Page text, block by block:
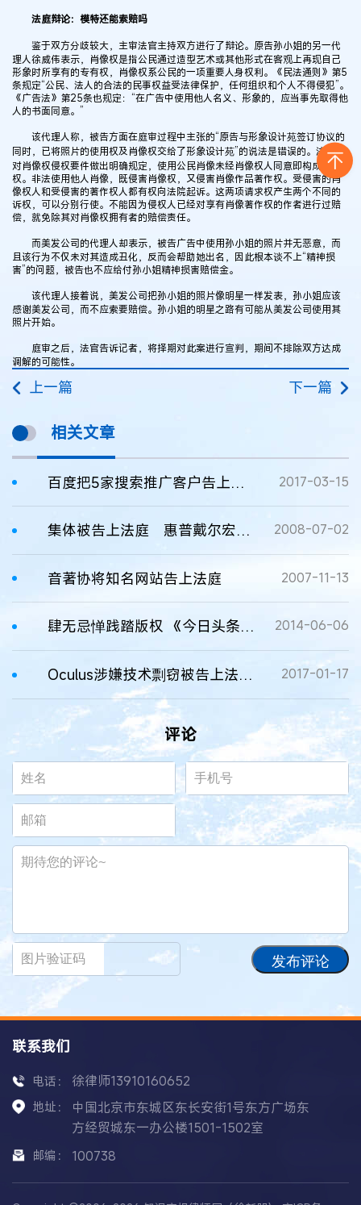
法庭辩论：模特还能索赔吗
鉴于双方分歧较大，主审法官主持双方进行了辩论。原告孙小姐的另一代
理人徐威伟表示，肖像权是指公民通过造型艺术或其他形式在客观上再现自己
形象时所享有的专有权，肖像权系公民的一项重要人身权利。《民法通则》第5
条规定“公民、法人的合法的民事权益受法律保护，任何组织和个人不得侵犯”。
《广告法》第25条也规定：“在广告中使用他人名义、形象的，应当事先取得他
人的书面同意。”
该代理人称，被告方面在庭审过程中主张的“原告与形象设计苑签订协议的
同时，已将照片的使用权及肖像权交给了形象设计苑”的说法是错误的。法律已
对肖像权侵权要件做出明确规定，使用公民肖像未经肖像权人同意即构成侵
权。非法使用他人肖像，既侵害肖像权，又侵害肖像作品著作权。受侵害的肖
像权人和受侵害的著作权人都有权向法院起诉。这两项请求权产生两个不同的
诉权，可以分别行使。不能因为侵权人已经对享有肖像著作权的作者进行过赔
偿，就免除其对肖像权拥有者的赔偿责任。
而美发公司的代理人却表示，被告广告中使用孙小姐的照片并无恶意，而
且该行为不仅未对其造成丑化，反而会帮助她出名，因此根本谈不上“精神损
害”的问题，被告也不应给付孙小姐精神损害赔偿金。
该代理人接着说，美发公司把孙小姐的照片像明星一样发表，孙小姐应该
感谢美发公司，而不应索要赔偿。孙小姐的明星之路有可能从美发公司使用其
照片开始。
庭审之后，法官告诉记者，将择期对此案进行宣判，期间不排除双方达成
调解的可能性。
上一篇 下一篇
相关文章
百度把5家搜索推广客户告上法庭 称利用推广实施诈骗 2017-03-15
集体被告上法庭 惠普戴尔宏碁苹果遭专利诉讼 2008-07-02
音著协将知名网站告上法庭 2007-11-13
肆无忌惮践踏版权 《今日头条》被告上法庭 2014-06-06
Oculus涉嫌技术剽窃被告上法庭，扎克伯格将出庭 2017-01-17
评论
发布评论
联系我们
电话： 徐律师13910160652
地址：
中国北京市东城区东长安街1号东方广场东
方经贸城东一办公楼1501-1502室
邮编： 100738